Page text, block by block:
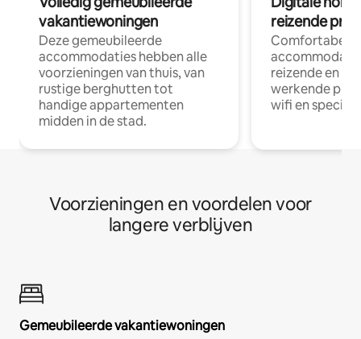
vakantiewoningen
Deze gemeubileerde
accommodaties hebben alle
voorzieningen van thuis, van
rustige berghutten tot
handige appartementen
midden in de stad.
reizende
Comfortabele
reizende en
werkende
wifi en
Voorzieningen en voordelen voor
langere verblijven
Gemeubileerde vakantiewoningen